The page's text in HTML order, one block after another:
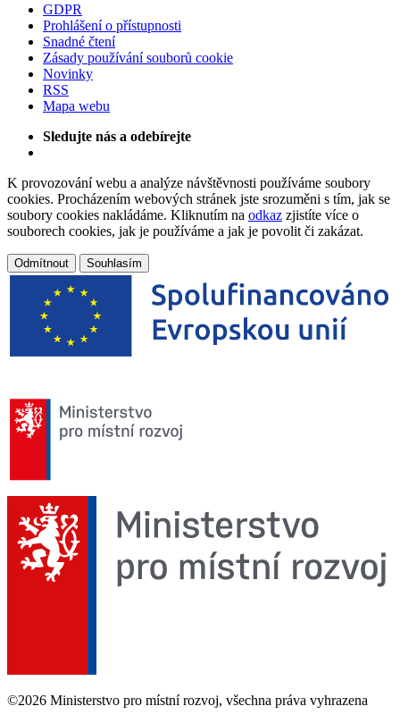
GDPR
Prohlášení o přístupnosti
Snadné čtení
Zásady používání souborů cookie
Novinky
RSS
Mapa webu
Sledujte nás a odebírejte
K provozování webu a analýze návštěvnosti používáme soubory
cookies. Procházením webových stránek jste srozuměni s tím, jak se
soubory cookies nakládáme. Kliknutím na odkaz zjistíte více o
souborech cookies, jak je používáme a jak je povolit či zakázat.
Odmítnout Souhlasím
©2026 Ministerstvo pro místní rozvoj, všechna práva vyhrazena